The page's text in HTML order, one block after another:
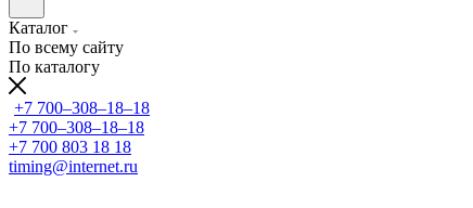
Каталог
По всему сайту
По каталогу
+7 700‒308‒18‒18
+7 700‒308‒18‒18
+7 700 803 18 18
timing@internet.ru